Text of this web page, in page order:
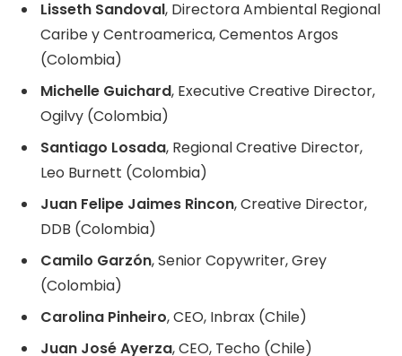
Lisseth Sandoval, Directora Ambiental Regional
Caribe y Centroamerica, Cementos Argos
(Colombia)
Michelle Guichard, Executive Creative Director,
Ogilvy (Colombia)
Santiago Losada, Regional Creative Director,
Leo Burnett (Colombia)
Juan Felipe Jaimes Rincon, Creative Director,
DDB (Colombia)
Camilo Garzón, Senior Copywriter, Grey
(Colombia)
Carolina Pinheiro, CEO, Inbrax (Chile)
Juan José Ayerza, CEO, Techo (Chile)